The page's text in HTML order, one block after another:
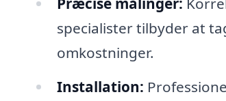
specialister tilbyder at
omkostninger.
Installation: